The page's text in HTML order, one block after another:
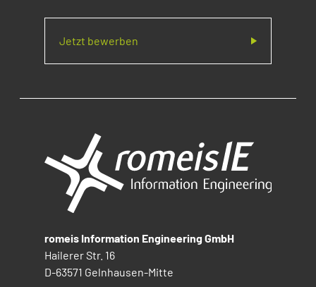
Jetzt bewerben
romeis Information Engineering GmbH
Hailerer Str. 16
D-63571 Gelnhausen-Mitte